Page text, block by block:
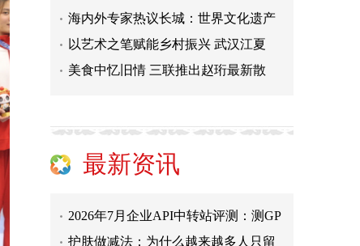
海内外专家热议长城：世界文化遗产
以艺术之笔赋能乡村振兴 武汉江夏
美食中忆旧情 三联推出赵珩最新散
最新资讯
德国Venta：四十载德系精工，赋能
再登民族卫浴荣光榜，华艺卫浴荣获
咖啡机行业单笔最大融资落地，咖爷
意式高定新地标落成！百捷莱新总部
普惠净水赛道创新标杆：朴源净水依
护肤做减法：为什么越来越多人只留
抢占万亿特种乳蓝海 域乳珍品以集